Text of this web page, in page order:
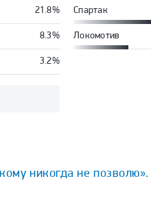
21.8% Спартак
8.3% Локомотив
3.2%
никогда не